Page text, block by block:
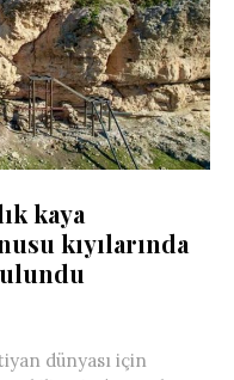
kaya
kıyılarında
dünyası için